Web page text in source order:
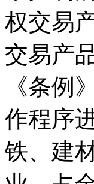
权交易
交易产品
《条例
作程序
铁、建